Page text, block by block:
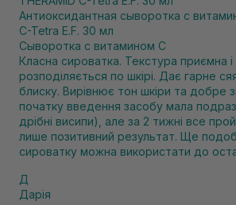
Антиоксидантная сыворотка с
C-Tetra E.F. 30 мл
Сыворотка с витамином С
Класна сироватка. Текстура приємна і
розподіляється по шкірі. Дає гарне
блиску. Вирівнює тон шкіри та добре
початку введення засобу мала
дрібні висипи), але за 2 тижні все
лише позитивний результат. Ще
сироватку можна використати до
Д
Дарія